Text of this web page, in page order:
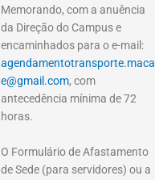
Memorando, com a anuência
da Direção do Campus e
encaminhados para o e-mail:
agendamentotransporte.maca
e@gmail.com, com
antecedência mínima de 72
horas.
O Formulário de Afastamento
de Sede (para servidores) ou a